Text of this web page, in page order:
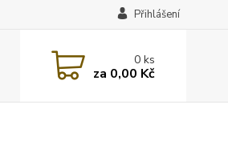
Přihlášení
0ks
za 0,00 Kč